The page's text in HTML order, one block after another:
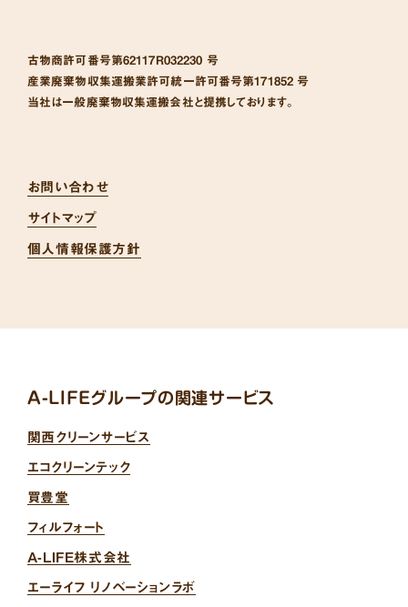
古物商許可番号第62117R032230 号
産業廃棄物収集運搬業許可統一許可番号第171852 号
当社は一般廃棄物収集運搬会社と提携しております。
お問い合わせ
サイトマップ
個人情報保護方針
A-LIFEグループの関連サービス
関西クリーンサービス
エコクリーンテック
買豊堂
フィルフォート
A-LIFE株式会社
エーライフ リノベーションラボ